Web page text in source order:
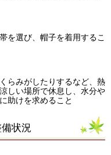
を選び、帽子を着用するこ
らみがしたりするなど、熱
しい場所で休息し、水分や
助けを求めること
状況